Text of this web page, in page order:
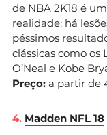
de NBA 2K18 é
realidade: há
péssimos
clássicas como os
O’Neal e Kobe
Preço: a partir de
4. Madden NFL 18